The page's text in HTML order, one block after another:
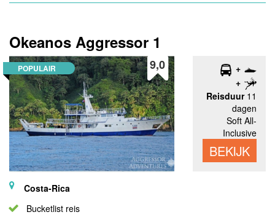
Okeanos Aggressor 1
POPULAIR 9,0
Reisduur 11
dagen
Soft All-
Inclusive
BEKIJK
Costa-Rica
Bucketlist reis